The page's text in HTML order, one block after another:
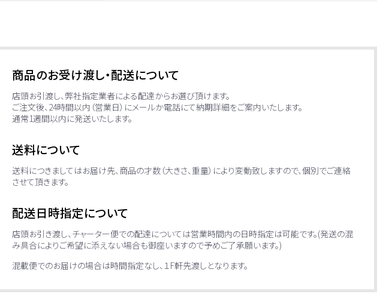
商品のお受け渡し・配送について
店頭お引渡し、弊社指定業者による配達からお選び頂けます。
ご注文後、24時間以内（営業日）にメールか電話にて納期詳細をご案内いたします。
通常1週間以内に発送いたします。
送料について
送料につきましてはお届け先、商品の才数（大きさ、重量）により変動致しますので、個別でご連絡
させて頂きます。
配送日時指定について
店頭お引き渡し、チャーター便での配達については営業時間内の日時指定は可能です。(発送の混
み具合によりご希望に添えない場合も御座いますので予めご了承願います。)
混載便でのお届けの場合は時間指定なし、１F軒先渡しとなります。